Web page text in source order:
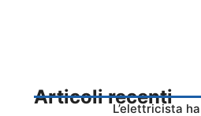
Articoli recenti
L’elettricista